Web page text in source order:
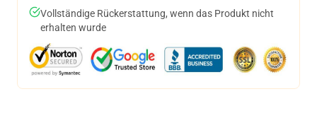
Vollständige Rückerstattung, wenn das Produkt nicht
erhalten wurde